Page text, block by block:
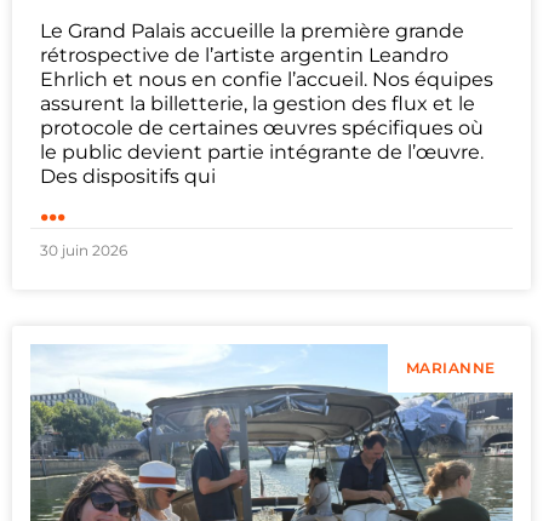
Le Grand Palais accueille la première grande
rétrospective de l’artiste argentin Leandro
Ehrlich et nous en confie l’accueil. Nos équipes
assurent la billetterie, la gestion des flux et le
protocole de certaines œuvres spécifiques où
le public devient partie intégrante de l’œuvre.
Des dispositifs qui
...
30 juin 2026
MARIANNE